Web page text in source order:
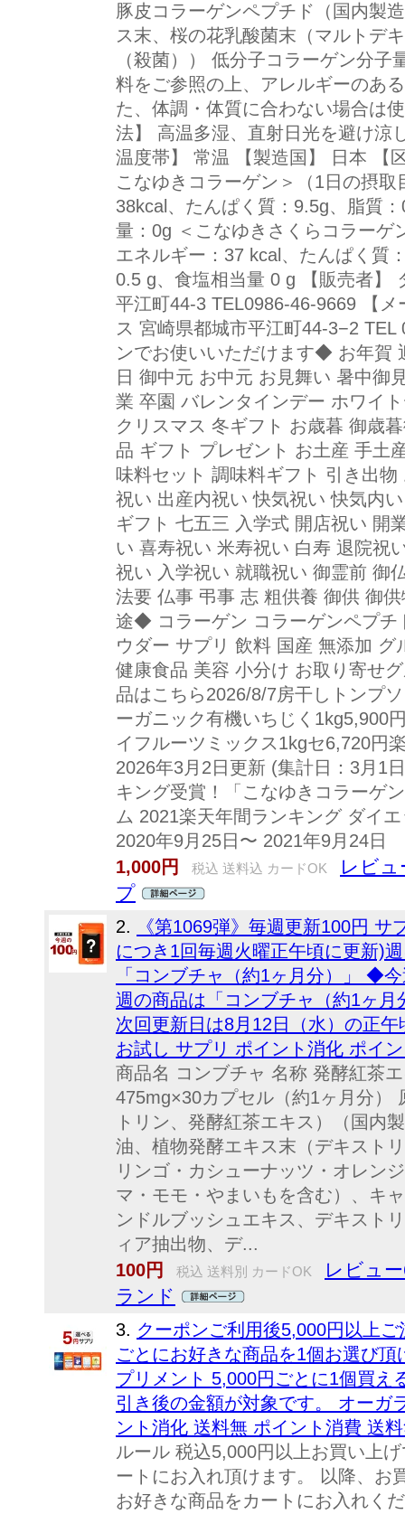
豚皮コラーゲンペプチド（国内製
ス末、桜の花乳酸菌末（マルトデ
（殺菌）） 低分子コラーゲン分
料をご参照の上、アレルギーのあ
た、体調・体質に合わない場合は
法】 高温多湿、直射日光を避け涼
温度帯】 常温 【製造国】 日本 【
こなゆきコラーゲン＞（1日の摂
38kcal、たんぱく質：9.5g、脂質
量：0g ＜こなゆきさくらコラーゲ
エネルギー：37 kcal、たんぱく質
0.5 g、食塩相当量 0 g 【販売者】
平江町44-3 TEL0986-46-9669 【
ス 宮崎県都城市平江町44-3−2
ンでお使いいただけます◆ お年賀
日 御中元 お中元 お見舞い 暑中御
業 卒園 バレンタインデー ホワイ
クリスマス 冬ギフト お歳暮 御歳
品 ギフト プレゼント お土産 手土
味料セット 調味料ギフト 引き出
祝い 出産内祝い 快気祝い 快気内
ギフト 七五三 入学式 開店祝い 開
い 喜寿祝い 米寿祝い 白寿 退院祝
祝い 入学祝い 就職祝い 御霊前 御
法要 仏事 弔事 志 粗供養 御供 御
途◆ コラーゲン コラーゲンペプチ
ウダー サプリ 飲料 国産 無添加
健康食品 美容 小分け お取り寄せ
品はこちら2026/8/7房干しトンプ
ーガニック有機いちじく1kg5,900
イフルーツミックス1kgセ6,720円
2026年3月2日更新 (集計日：3月
キング受賞！「こなゆきコラーゲ
ム 2021楽天年間ランキング ダイ
2020年9月25日〜 2021年9月24日
1,000円
税込 送料込 カードOK
レビュ
プ
2.
《第1069弾》毎週更新100円
につき1回毎週火曜正午頃に更新)
「コンブチャ（約1ヶ月分）」 ◆
週の商品は「コンブチャ（約1ヶ
次回更新日は8月12日（水）の正
お試し サプリ ポイント消化 ポイ
商品名 コンブチャ 名称 発酵紅茶
475mg×30カプセル（約1ヶ月分）
トリン、発酵紅茶エキス）（国内
油、植物発酵エキス末（デキスト
リンゴ・カシューナッツ・オレン
マ・モモ・やまいもを含む）、キ
ンドルブッシュエキス、デキスト
ィア抽出物、デ...
100円
税込 送料別 カードOK
レビュ
ランド
3. クーポンご利用後5,000円以上
ごとにお好きな商品を1個お選び
プリメント 5,000円ごとに1個買
引き後の金額が対象です。 オーガ
ント消化 送料無 ポイント消費 送
ルール 税込5,000円以上お買い上
ートにお入れ頂けます。 以降、お
お好きな商品をカートにお入れく